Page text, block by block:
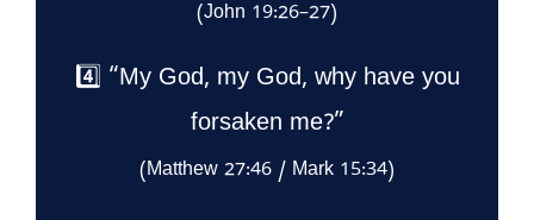
(John 19:26–27)
4️⃣ “My God, my God, why have you
forsaken me?”
(Matthew 27:46 / Mark 15:34)